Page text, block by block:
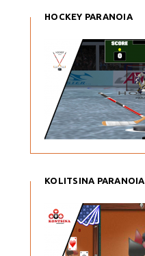
HOCKEY PARANOIA
KOLITSINA PARANOIA